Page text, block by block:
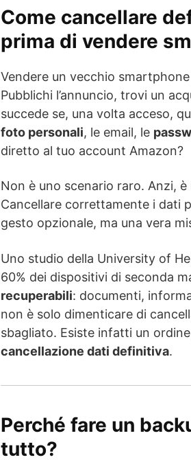
Come cancellare
prima di vendere
Vendere un vecchio
Pubblichi l’annuncio, trovi un
succede se, una volta acceso,
foto personali, le email, le
diretto al tuo account Amazon?
Non è uno scenario raro. Anzi,
Cancellare correttamente i dati
gesto opzionale, ma una vera
Uno studio della University of
60% dei dispositivi di seconda
recuperabili: documenti,
non è solo dimenticare di
sbagliato. Esiste infatti un
cancellazione dati definitiva.
Perché fare un
tutto?